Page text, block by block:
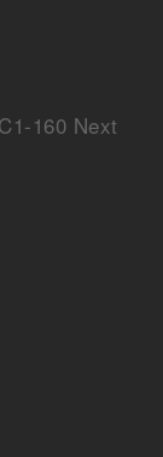
160 Next